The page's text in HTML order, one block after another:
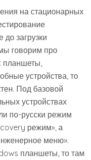
на стационарных
загрузки
говорим про
планшеты,
устройства, то
Под базовой
устройствах
по-русски режим
режим», а
меню».
планшеты, то там